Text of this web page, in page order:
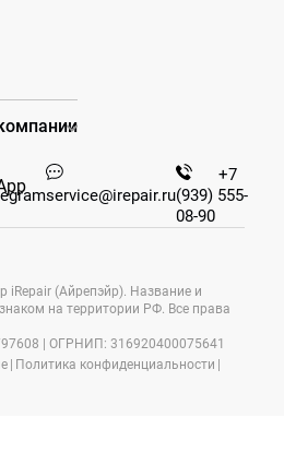
service@irepair.ru
+7
(939) 555-
08-90
iRepair (Айрепэйр). Название и
на территории РФ. Все права
| ОГРНИП: 316920400075641
| Политика конфиденциальности |